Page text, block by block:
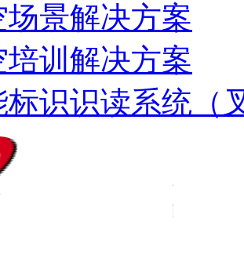
场景解决方案
培训解决方案
标识识读系统（